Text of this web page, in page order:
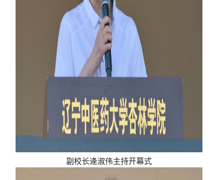
副校长逄淑伟主持开幕式